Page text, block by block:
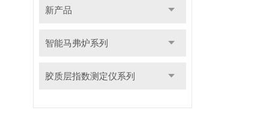
新产品
智能马弗炉系列
胶质层指数测定仪系列